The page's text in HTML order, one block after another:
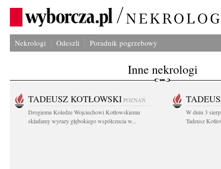
Nekrologi Odeszli Poradnik pogrzebowy
Inne nekrologi
TADEUSZ KOTŁOWSKI POZNAŃ
Drogiemu Koledze Wojciechowi Kotłowskiemu
składamy wyrazy głębokiego współczucia w...
W dniu 3
Tadeusz